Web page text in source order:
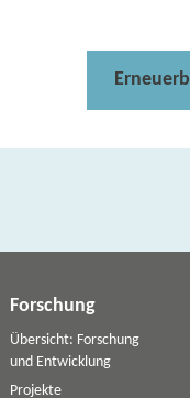
Forschung
Übersicht: Forschung
und Entwicklung
Projekte